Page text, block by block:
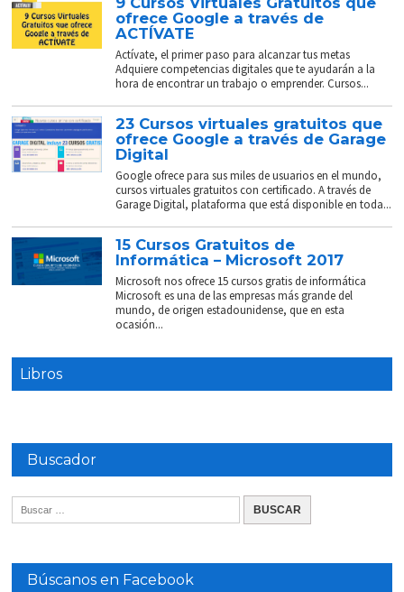
ofrece Google a través de
ACTÍVATE
Actívate, el primer paso para alcanzar tus metas
Adquiere competencias digitales que te ayudarán a la
hora de encontrar un trabajo o emprender. Cursos...
23 Cursos virtuales gratuitos que
ofrece Google a través de Garage
Digital
Google ofrece para sus miles de usuarios en el mundo,
cursos virtuales gratuitos con certificado. A través de
Garage Digital, plataforma que está disponible en toda...
15 Cursos Gratuitos de
Informática – Microsoft 2017
Microsoft nos ofrece 15 cursos gratis de informática
Microsoft es una de las empresas más grande del
mundo, de origen estadounidense, que en esta
ocasión...
Libros
Buscador
Búscanos en Facebook